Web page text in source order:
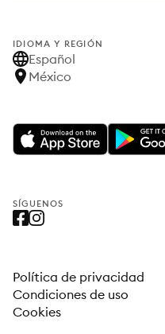
IDIOMA Y REGIÓN
Español
México
SÍGUENOS
Política de privacidad
Condiciones de uso
Cookies